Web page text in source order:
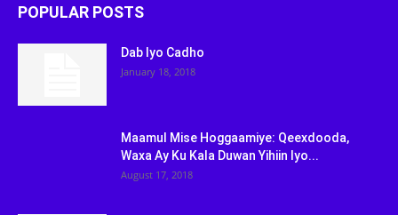
POPULAR POSTS
Dab Iyo Cadho
January 18, 2018
Maamul Mise Hoggaamiye: Qeexdooda,
Waxa Ay Ku Kala Duwan Yihiin Iyo...
August 17, 2018